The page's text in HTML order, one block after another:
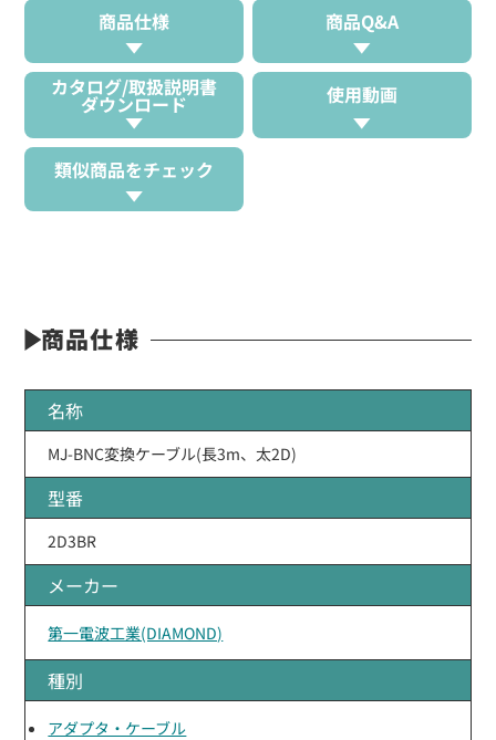
商品仕様 商品Q&A
カタログ/取扱説明書
ダウンロード 使用動画
類似商品をチェック
商品仕様
名称
MJ-BNC変換ケーブル(長3m、太2D)
型番
2D3BR
メーカー
第一電波工業(DIAMOND)
種別
アダプタ・ケーブル